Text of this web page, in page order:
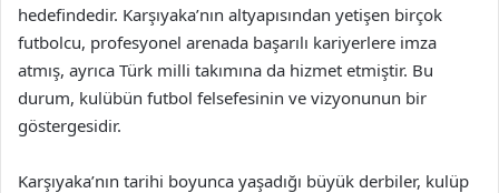
hedefindedir. Karşıyaka’nın altyapısından yetişen birçok
futbolcu, profesyonel arenada başarılı kariyerlere imza
atmış, ayrıca Türk milli takımına da hizmet etmiştir. Bu
durum, kulübün futbol felsefesinin ve vizyonunun bir
göstergesidir.
Karşıyaka’nın tarihi boyunca yaşadığı büyük derbiler, kulüp